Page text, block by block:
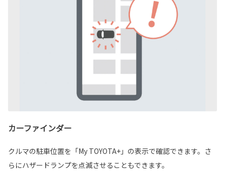
カーファインダー
クルマの駐車位置を「My TOYOTA+」の表示で確認できます。さ
らにハザードランプを点滅させることもできます。